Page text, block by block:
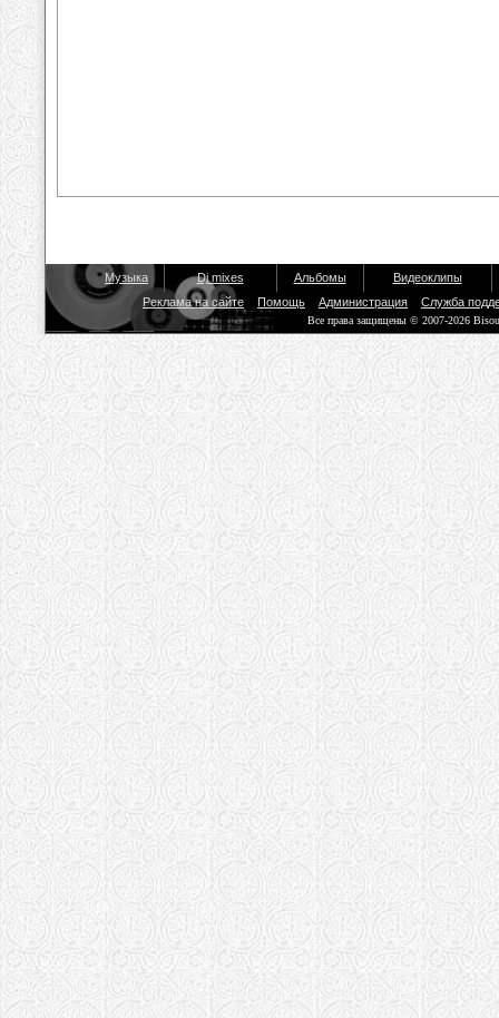
Музыка Dj mixes Альбомы
Видеоклипы
Реклама на сайте
Помощь Администрация Служба
Все права защищены © 2007-2026